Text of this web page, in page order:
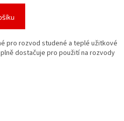
pro rozvod studené a teplé užitkové
dostačuje pro použití na rozvody